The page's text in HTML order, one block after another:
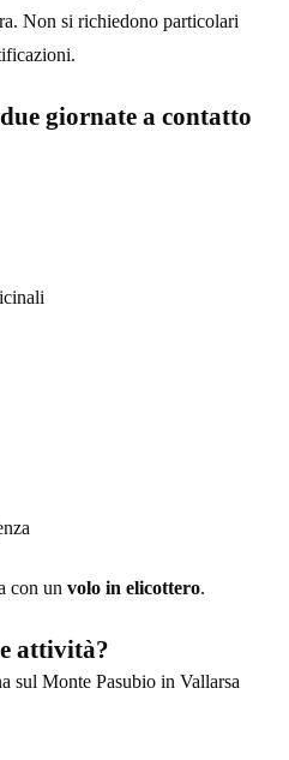
Non si richiedono particolari
giornate a contatto
con un volo in elicottero.
attività?
sul Monte Pasubio in Vallarsa